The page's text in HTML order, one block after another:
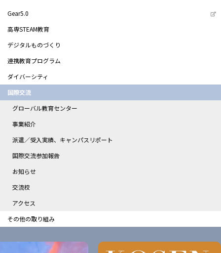
Gear5.0
高専STEAM教育
デジタルものづくり
連携教育プログラム
ダイバーシティ
国際交流
グローバル教育センター
事業紹介
派遣／受入実績、キャンパスリポート
国際交流参加報告
お知らせ
交流校
アクセス
その他の取り組み